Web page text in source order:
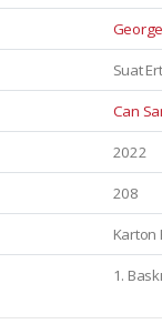
Suat
Can
2022
208
Karton
1. Baskı